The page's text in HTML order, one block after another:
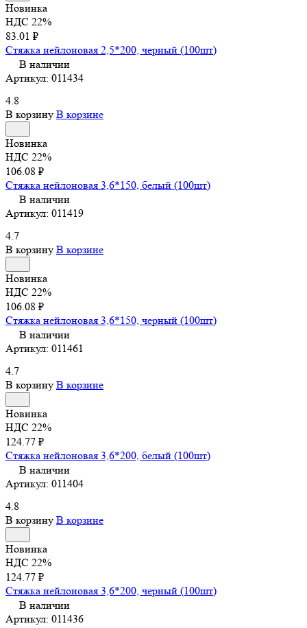
Новинка
НДС 22%
83.01 ₽
Стяжка нейлоновая 2,5*200, черный (100шт)
В наличии
Артикул: 011434
4.8
В корзину В корзине
Новинка
НДС 22%
106.08 ₽
Стяжка нейлоновая 3,6*150, белый (100шт)
В наличии
Артикул: 011419
4.7
В корзину В корзине
Новинка
НДС 22%
106.08 ₽
Стяжка нейлоновая 3,6*150, черный (100шт)
В наличии
Артикул: 011461
4.7
В корзину В корзине
Новинка
НДС 22%
124.77 ₽
Стяжка нейлоновая 3,6*200, белый (100шт)
В наличии
Артикул: 011404
4.8
В корзину В корзине
Новинка
НДС 22%
124.77 ₽
Стяжка нейлоновая 3,6*200, черный (100шт)
В наличии
Артикул: 011436